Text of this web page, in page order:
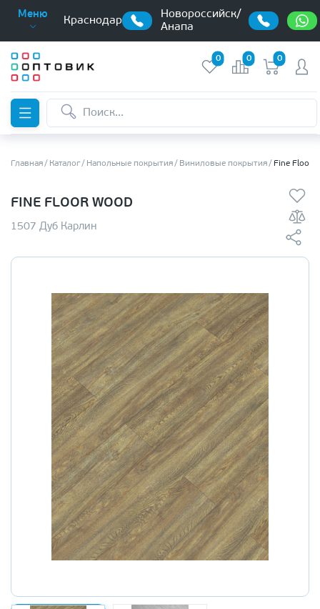
Меню
Краснодар
Новороссийск/
Анапа
0 0 0
Главная Каталог Напольные покрытия Виниловые покрытия Fine Floor
FINE FLOOR WOOD
1507 Дуб Карлин